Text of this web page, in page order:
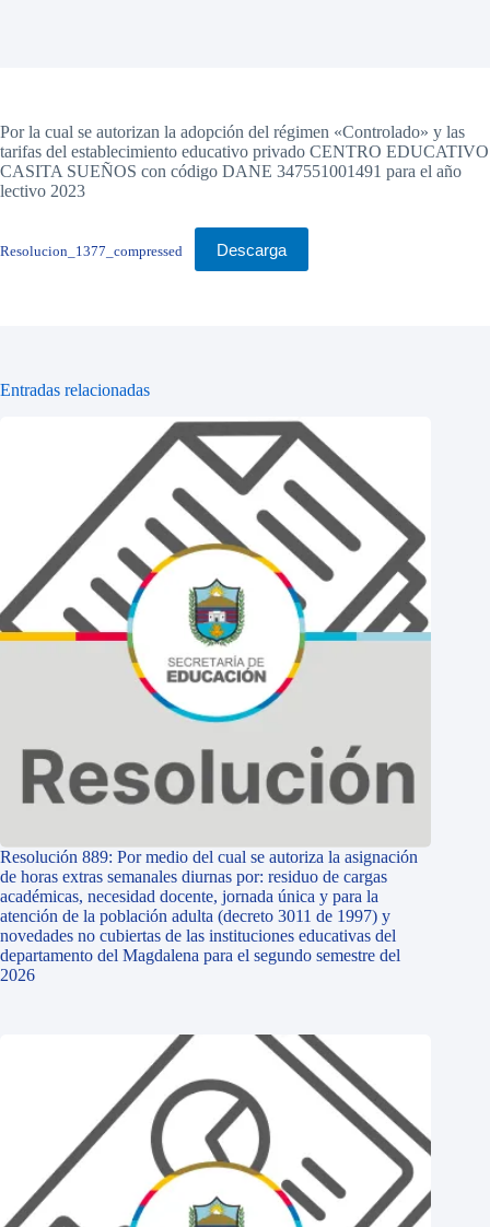
Por la cual se autorizan la adopción del régimen «Controlado» y las
tarifas del establecimiento educativo privado CENTRO EDUCATIVO
CASITA SUEÑOS con código DANE 347551001491 para el año
lectivo 2023
Resolucion_1377_compressed Descarga
Entradas relacionadas
Resolución 889: Por medio del cual se autoriza la asignación
de horas extras semanales diurnas por: residuo de cargas
académicas, necesidad docente, jornada única y para la
atención de la población adulta (decreto 3011 de 1997) y
novedades no cubiertas de las instituciones educativas del
departamento del Magdalena para el segundo semestre del
2026